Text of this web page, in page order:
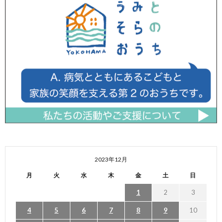
2023年12月
月 火 水 木 金 土 日
1 2 3
4 5 6 7 8 9 10